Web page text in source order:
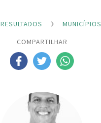
RESULTADOS
COMPARTILHAR